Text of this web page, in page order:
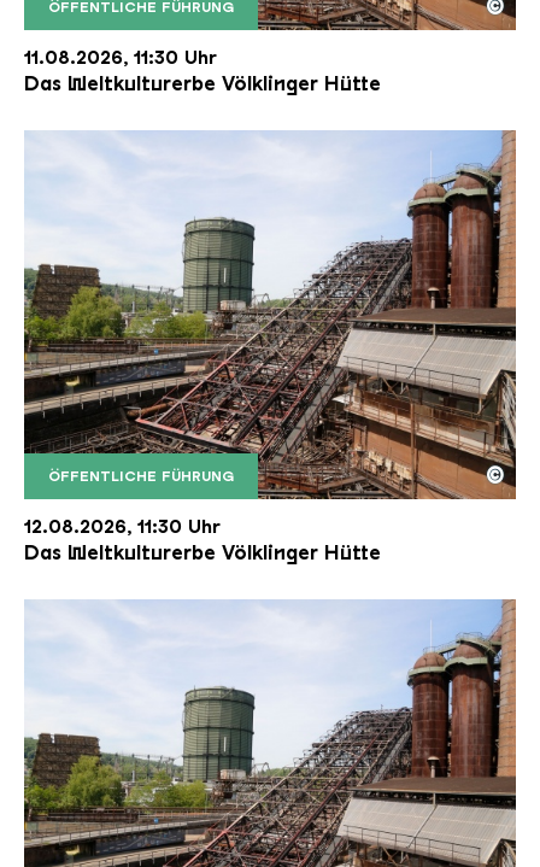
ÖFFENTLICHE FÜHRUNG
Der Erzschrägaufzug der Völklinger Hütte mit
Copyright: Weltkulturerbe Völklinger Hütte | Karl
©
11.08.2026, 11:30 Uhr
Das Weltkulturerbe Völklinger Hütte
ÖFFENTLICHE FÜHRUNG
Der Erzschrägaufzug der Völklinger Hütte mit
Copyright: Weltkulturerbe Völklinger Hütte | Karl
©
12.08.2026, 11:30 Uhr
Das Weltkulturerbe Völklinger Hütte